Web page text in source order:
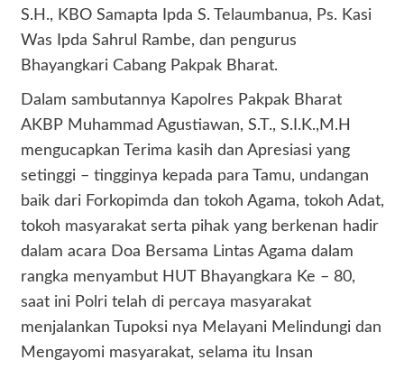
S.H., KBO Samapta Ipda S. Telaumbanua, Ps. Kasi
Was Ipda Sahrul Rambe, dan pengurus
Bhayangkari Cabang Pakpak Bharat.
Dalam sambutannya Kapolres Pakpak Bharat
AKBP Muhammad Agustiawan, S.T., S.I.K.,M.H
mengucapkan Terima kasih dan Apresiasi yang
setinggi – tingginya kepada para Tamu, undangan
baik dari Forkopimda dan tokoh Agama, tokoh Adat,
tokoh masyarakat serta pihak yang berkenan hadir
dalam acara Doa Bersama Lintas Agama dalam
rangka menyambut HUT Bhayangkara Ke – 80,
saat ini Polri telah di percaya masyarakat
menjalankan Tupoksi nya Melayani Melindungi dan
Mengayomi masyarakat, selama itu Insan